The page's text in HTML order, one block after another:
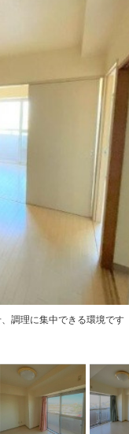
調理に集中できる環境です